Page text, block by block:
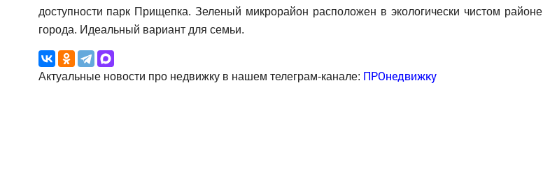
доступности парк Прищепка. Зеленый микрорайон расположен в экологически чистом районе
города. Идеальный вариант для семьи.
Актуальные новости про недвижку в нашем телеграм-канале: ПРОнедвижку